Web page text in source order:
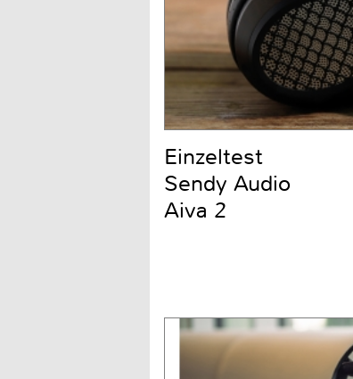
Einzeltest
Sendy Audio
Aiva 2